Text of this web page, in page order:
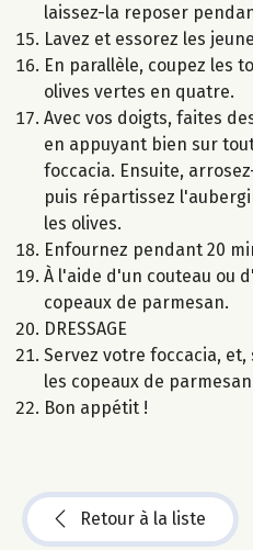
laissez-la reposer
Lavez et essorez les
En parallèle, coupez les
olives vertes en quatre.
Avec vos doigts, faites
en appuyant bien sur
foccacia. Ensuite,
puis répartissez
les olives.
Enfournez pendant 20
À l'aide d'un couteau ou
copeaux de parmesan.
DRESSAGE
Servez votre foccacia,
les copeaux de
Bon appétit !
Retour à la liste